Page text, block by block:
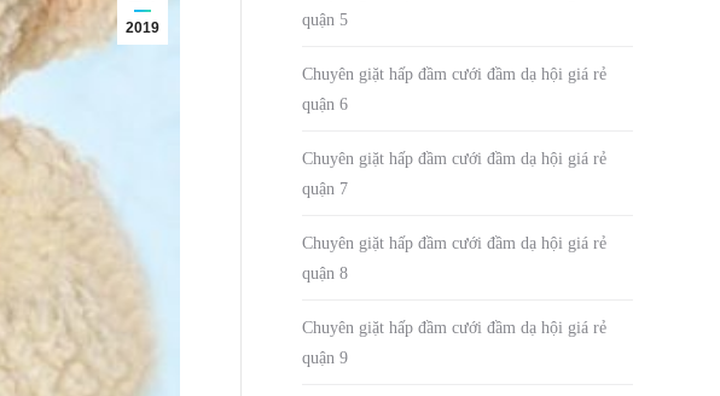
2019
quận 5
Chuyên giặt hấp đầm cưới đầm dạ hội giá rẻ
quận 6
Chuyên giặt hấp đầm cưới đầm dạ hội giá rẻ
quận 7
Chuyên giặt hấp đầm cưới đầm dạ hội giá rẻ
quận 8
Chuyên giặt hấp đầm cưới đầm dạ hội giá rẻ
quận 9